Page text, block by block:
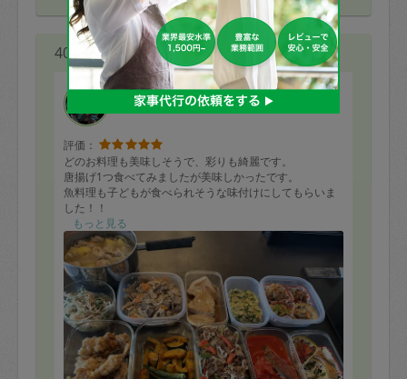
40代 女性より
ちょこみんと
評価：
どのお料理も美味しそうで、彩りも綺麗です。
唐揚げ1つ食べてみましたが美味しかったです。
魚料理も子どもが食べられそうな味付けにしてもらいま
した！！
ありがとうございました！！
もっと見る